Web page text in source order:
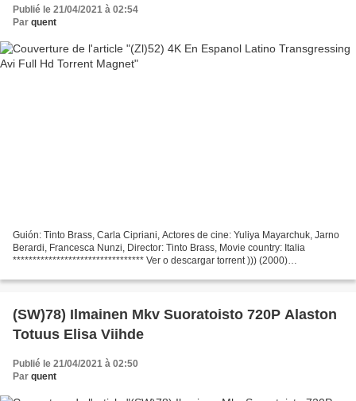
Publié le 21/04/2021 à 02:54
Par quent
Guión: Tinto Brass, Carla Cipriani, Actores de cine: Yuliya Mayarchuk, Jarno
Berardi, Francesca Nunzi, Director: Tinto Brass, Movie country: Italia
********************************* Ver o descargar torrent ))) (2000)
(SW)78) Ilmainen Mkv Suoratoisto 720P Alaston
Totuus Elisa Viihde
Publié le 21/04/2021 à 02:50
Par quent